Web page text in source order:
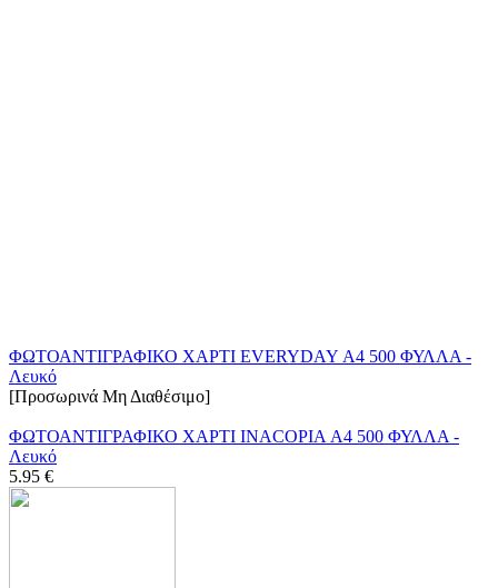
ΦΩΤΟΑΝΤΙΓΡΑΦΙΚΟ ΧΑΡΤΙ EVERYDAY Α4 500 ΦΥΛΛΑ -
Λευκό
[Προσωρινά Μη Διαθέσιμο]
ΦΩΤΟΑΝΤΙΓΡΑΦΙΚΟ ΧΑΡΤΙ INACOPIA Α4 500 ΦΥΛΛΑ -
Λευκό
5.95 €